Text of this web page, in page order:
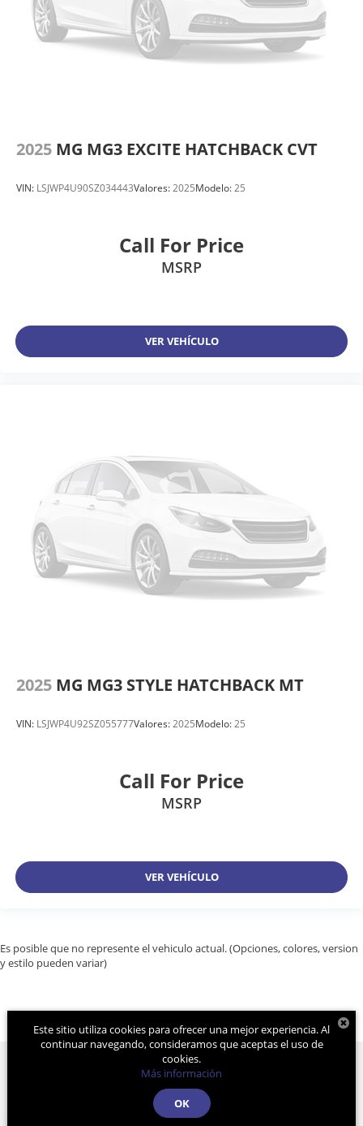
2025 MG MG3 EXCITE HATCHBACK CVT
VIN: LSJWP4U90SZ034443Valores:2025Modelo:25
Call For Price
MSRP
VER VEHÍCULO
2025 MG MG3 STYLE HATCHBACK MT
VIN: LSJWP4U92SZ055777Valores:2025Modelo:25
Call For Price
MSRP
VER VEHÍCULO
Es posible que no represente el vehiculo actual. (Opciones, colores, version
y estilo pueden variar)
DealerOn|Mapa del sitio
Calle 11A. Pte Sur
29000| Atención a Clientes:
Este sitio utiliza cookies para ofrecer una mejor experiencia. Al
continuar navegando, consideramos que aceptas el uso de
cookies.
Más información
OK